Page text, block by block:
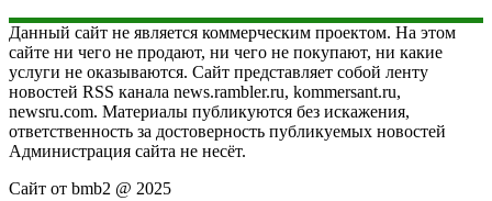
Данный сайт не является коммерческим проектом. На этом
сайте ни чего не продают, ни чего не покупают, ни какие
услуги не оказываются. Сайт представляет собой ленту
новостей RSS канала news.rambler.ru, kommersant.ru,
newsru.com. Материалы публикуются без искажения,
ответственность за достоверность публикуемых новостей
Администрация сайта не несёт.
Сайт от bmb2 @ 2025